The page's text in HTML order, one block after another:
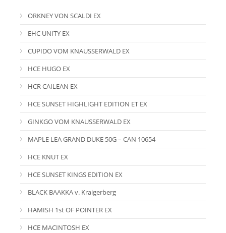
ORKNEY VON SCALDI EX
EHC UNITY EX
CUPIDO VOM KNAUSSERWALD EX
HCE HUGO EX
HCR CAILEAN EX
HCE SUNSET HIGHLIGHT EDITION ET EX
GINKGO VOM KNAUSSERWALD EX
MAPLE LEA GRAND DUKE 50G – CAN 10654
HCE KNUT EX
HCE SUNSET KINGS EDITION EX
BLACK BAAKKA v. Kraigerberg
HAMISH 1st OF POINTER EX
HCE MACINTOSH EX